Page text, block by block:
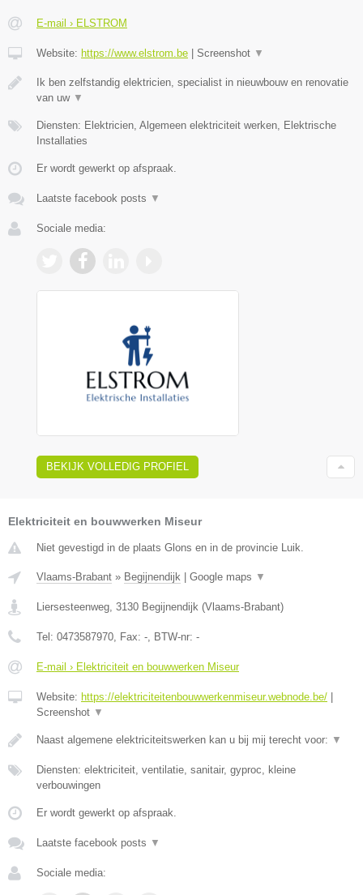
E-mail › ELSTROM
Website: https://www.elstrom.be Screenshot ▼
Ik ben zelfstandig elektricien, specialist in nieuwbouw en renovatie
van uw ▼
Diensten: Elektricien, Algemeen elektriciteit werken, Elektrische
Installaties
Er wordt gewerkt op afspraak.
Laatste facebook posts ▼
Sociale media:
BEKIJK VOLLEDIG PROFIEL
Elektriciteit en bouwwerken Miseur
Niet gevestigd in de plaats Glons en in de provincie Luik.
Vlaams-Brabant » Begijnendijk | Google maps ▼
Liersesteenweg 3130 Begijnendijk (Vlaams-Brabant)
Tel: 0473587970 , Fax: - , BTW-nr: -
E-mail › Elektriciteit en bouwwerken Miseur
Website: https://elektriciteitenbouwwerkenmiseur.webnode.be/ |
Screenshot ▼
Naast algemene elektriciteitswerken kan u bij mij terecht voor: ▼
Diensten: elektriciteit, ventilatie, sanitair, gyproc, kleine
verbouwingen
Er wordt gewerkt op afspraak.
Laatste facebook posts ▼
Sociale media: